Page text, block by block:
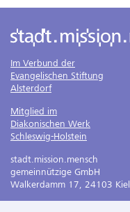
Im Verbund der
Evangelischen Stiftung
Alsterdorf
Mitglied im
Diakonischen Werk
Schleswig-Holstein
stadt.mission.mensch
gemeinnützige GmbH
Walkerdamm 17, 24103 Kiel